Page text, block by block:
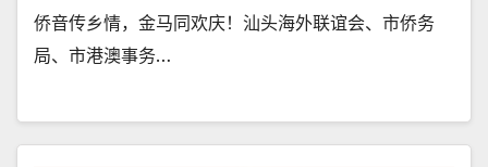
侨音传乡情，金马同欢庆！汕头海外联谊会、市侨务
局、市港澳事务…